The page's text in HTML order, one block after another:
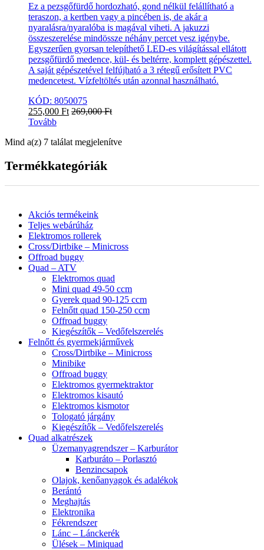
Ez a pezsgőfürdő hordozható, gond nélkül felállítható a
teraszon, a kertben vagy a pincében is, de akár a
nyaralásra/nyaralóba is magával viheti. A jakuzzi
összeszerelése mindössze néhány percet vesz igénybe.
Egyszerűen gyorsan telepíthető LED-es világítással ellátott
pezsgőfürdő medence, kül- és beltérre, komplett gépészettel.
A saját gépészetével felfújható a 3 rétegű erősített PVC
medencetest. Vízfeltöltés után azonnal használható.
KÓD: 8050075
255,000 Ft 269,000Ft
Tovább
Mind a(z) 7 találat megjelenítve
Termékkategóriák
Akciós termékeink
Teljes webárúház
Elektromos rollerek
Cross/Dirtbike – Minicross
Offroad buggy
Quad – ATV
Elektromos quad
Mini quad 49-50 ccm
Gyerek quad 90-125 ccm
Felnőtt quad 150-250 ccm
Offroad buggy
Kiegészítők – Vedőfelszerelés
Felnőtt és gyermekjárművek
Cross/Dirtbike – Minicross
Minibike
Offroad buggy
Elektromos gyermektraktor
Elektromos kisautó
Elektromos kismotor
Tologató járgány
Kiegészítők – Vedőfelszerelés
Quad alkatrészek
Üzemanyagrendszer – Karburátor
Karburáto – Porlasztó
Benzincsapok
Olajok, kenőanyagok és adalékok
Berántó
Meghajtás
Elektronika
Fékrendszer
Lánc – Lánckerék
Ülések – Miniquad